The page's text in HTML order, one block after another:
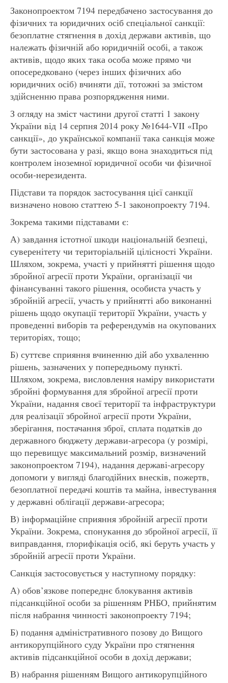
Законопроектом 7194 передбачено застосування до
фізичних та юридичних осіб спеціальної санкції:
безоплатне стягнення в дохід держави активів, що
належать фізичній або юридичній особі, а також
активів, щодо яких така особа може прямо чи
опосередковано (через інших фізичних або
юридичних осіб) вчиняти дії, тотожні за змістом
здійсненню права розпорядження ними.
З огляду на зміст частини другої статті 1 закону
України від 14 серпня 2014 року №1644-VII «Про
санкції», до української компанії така санкція може
бути застосована у разі, якщо вона знаходиться під
контролем іноземної юридичної особи чи фізичної
особи-нерезидента.
Підстави та порядок застосування цієї санкції
визначено новою статтею 5-1 законопроекту 7194.
Зокрема такими підставами є:
А) завдання істотної шкоди національній безпеці,
суверенітету чи територіальній цілісності України.
Шляхом, зокрема, участі у прийнятті рішення щодо
збройної агресії проти України, організації чи
фінансуванні такого рішення, особиста участь у
збройній агресії, участь у прийнятті або виконанні
рішень щодо окупації території України, участь у
проведенні виборів та референдумів на окупованих
територіях, тощо;
Б) суттєве сприяння вчиненню дій або ухваленню
рішень, зазначених у попередньому пункті.
Шляхом, зокрема, висловлення наміру використати
збройні формування для збройної агресії проти
України, надання своєї території та інфраструктури
для реалізації збройної агресії проти України,
зберігання, постачання зброї, сплата податків до
державного бюджету держави-агресора (у розмірі,
що перевищує максимальний розмір, визначений
законопроектом 7194), надання державі-агресору
допомоги у вигляді благодійних внесків, пожертв,
безоплатної передачі коштів та майна, інвестування
у державні облігації держави-агресора;
В) інформаційне сприяння збройній агресії проти
України. Зокрема, спонукання до збройної агресії, її
виправдання, глорифікація осіб, які беруть участь у
збройній агресії проти України.
Санкція застосовується у наступному порядку:
А) обов’язкове попереднє блокування активів
підсанкційної особи за рішенням РНБО, прийнятим
після набрання чинності законопроекту 7194;
Б) подання адміністративного позову до Вищого
антикорупційного суду України про стягнення
активів підсанкційної особи в дохід держави;
В) набрання рішенням Вищого антикорупційного